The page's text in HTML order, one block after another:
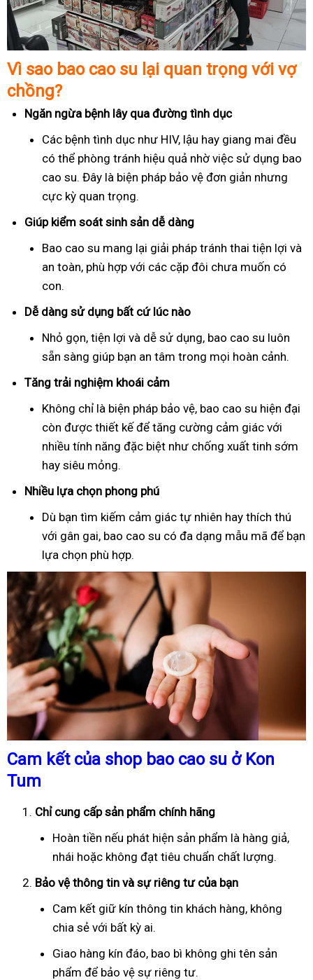
Vì sao bao cao su lại quan trọng với vợ
chồng?
Ngăn ngừa bệnh lây qua đường tình dục
Các bệnh tình dục như HIV, lậu hay giang mai đều
có thể phòng tránh hiệu quả nhờ việc sử dụng bao
cao su. Đây là biện pháp bảo vệ đơn giản nhưng
cực kỳ quan trọng.
Giúp kiểm soát sinh sản dễ dàng
Bao cao su mang lại giải pháp tránh thai tiện lợi và
an toàn, phù hợp với các cặp đôi chưa muốn có
con.
Dễ dàng sử dụng bất cứ lúc nào
Nhỏ gọn, tiện lợi và dễ sử dụng, bao cao su luôn
sẵn sàng giúp bạn an tâm trong mọi hoàn cảnh.
Tăng trải nghiệm khoái cảm
Không chỉ là biện pháp bảo vệ, bao cao su hiện đại
còn được thiết kế để tăng cường cảm giác với
nhiều tính năng đặc biệt như chống xuất tinh sớm
hay siêu mỏng.
Nhiều lựa chọn phong phú
Dù bạn tìm kiếm cảm giác tự nhiên hay thích thú
với gân gai, bao cao su có đa dạng mẫu mã để bạn
lựa chọn phù hợp.
Cam kết của shop bao cao su ở Kon
Tum
Chỉ cung cấp sản phẩm chính hãng
Hoàn tiền nếu phát hiện sản phẩm là hàng giả,
nhái hoặc không đạt tiêu chuẩn chất lượng.
Bảo vệ thông tin và sự riêng tư của bạn
Cam kết giữ kín thông tin khách hàng, không
chia sẻ với bất kỳ ai.
Giao hàng kín đáo, bao bì không ghi tên sản
phẩm để bảo vệ sự riêng tư.